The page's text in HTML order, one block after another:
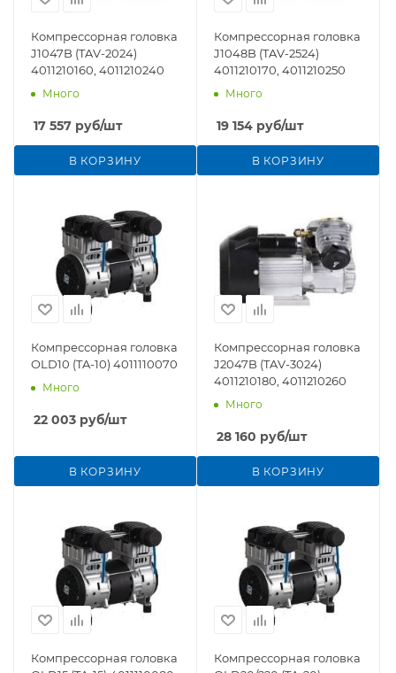
Компрессорная головка
J1047B (TAV-2024)
4011210160, 4011210240
Много
17 557 руб/шт
В КОРЗИНУ
Компрессорная головка
J1048B (TAV-2524)
4011210170, 4011210250
Много
19 154 руб/шт
В КОРЗИНУ
Компрессорная головка
OLD10 (TA-10) 4011110070
Много
22 003 руб/шт
В КОРЗИНУ
Компрессорная головка
J2047B (TAV-3024)
4011210180, 4011210260
Много
28 160 руб/шт
В КОРЗИНУ
Компрессорная головка
Компрессорная головка